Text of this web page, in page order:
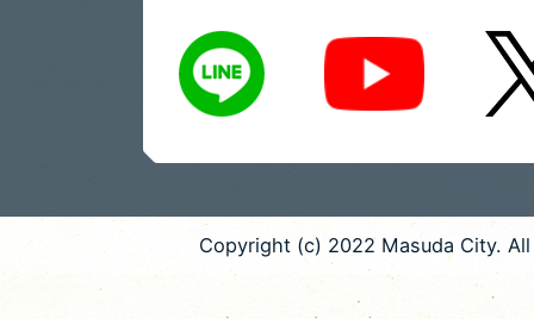
LINE
Youtube X
Copyright (c) 2022 Masuda City.